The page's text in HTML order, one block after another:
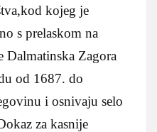
kojeg je
s prelaskom na
Dalmatinska Zagora
od 1687. do
i osnivaju selo
za kasnije